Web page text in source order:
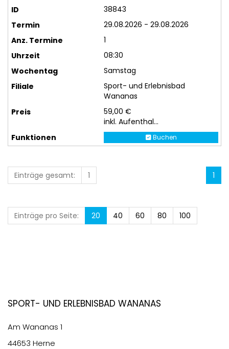
38843
29.08.2026 - 29.08.2026
1
08:30
Samstag
Sport- und Erlebnisbad
Wananas
59,00 €
inkl. Aufenthal...
Buchen
1
Einträge gesamt: 1
Einträge pro Seite: 20 40 60 80 100
Sport- und Erlebnisbad Wananas
Am Wananas 1
44653 Herne